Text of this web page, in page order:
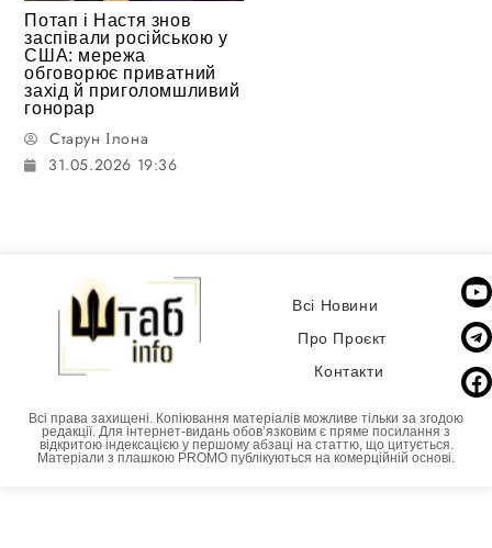
Потап і Настя знов
заспівали російською у
США: мережа
обговорює приватний
захід й приголомшливий
гонорар
Старун Ілона
31.05.2026 19:36
Всі Новини
Про Проєкт
Контакти
Всі права захищені. Копіювання матеріалів можливе тільки за згодою
редакції. Для інтернет-видань обовʼязковим є пряме посилання з
відкритою індексацією у першому абзаці на статтю, що цитується.
Матеріали з плашкою PROMO публікуються на комерційній основі.